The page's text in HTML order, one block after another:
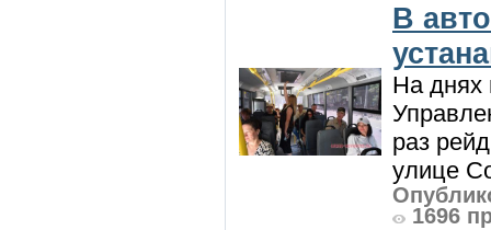
В
На днях
раз
улице
1696